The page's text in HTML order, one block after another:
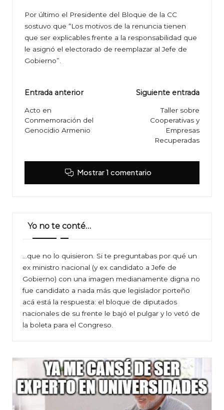
Por último el Presidente del Bloque de la CC
sostuvo que “Los motivos de la renuncia tienen
que ser explicables frente a la responsabilidad que
le asignó el electorado de reemplazar al Jefe de
Gobierno”.
Navegación
de
entradas
Entrada anterior
Acto en
Conmemoración del
Genocidio Armenio
Siguiente entrada
Taller sobre
Cooperativas y
Empresas
Recuperadas
Mostrar 1 comentario
Yo no te conté…
…que no lo quisieron. Si te preguntabas por qué un
ex ministro nacional (y ex candidato a Jefe de
Gobierno) con una imagen medianamente digna no
fue candidato a nada más que legislador porteño
acá está la respuesta: el bloque de diputados
nacionales de su frente le bajó el pulgar y lo vetó de
la boleta para el Congreso.